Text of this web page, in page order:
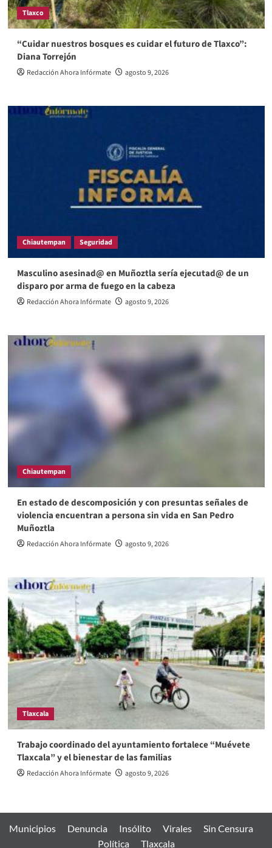
Tlaxco
“Cuidar nuestros bosques es cuidar el futuro de Tlaxco”:
Diana Torrejón
Redacción Ahora Infórmate agosto 9, 2026
Chiautempan Seguridad
Masculino asesinad@ en Muñoztla sería ejecutad@ de un
disparo por arma de fuego en la cabeza
Redacción Ahora Infórmate agosto 9, 2026
Chiautempan
En estado de descomposición y con presuntas señales de
violencia encuentran a persona sin vida en San Pedro
Muñoztla
Redacción Ahora Infórmate agosto 9, 2026
Tlaxcala
Trabajo coordinado del ayuntamiento fortalece “Muévete
Tlaxcala” y el bienestar de las familias
Redacción Ahora Infórmate agosto 9, 2026
Municipios Denuncia Insólito Virales
Sin Censura
Política
Tlaxcala